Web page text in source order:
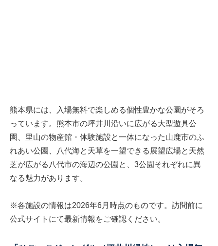
熊本県には、入場無料で楽しめる個性豊かな公園がそろ
っています。熊本市の坪井川沿いに広がる大型遊具公
園、里山の物産館・体験施設と一体になった山鹿市のふ
れあい公園、八代海と天草を一望できる展望広場と天然
芝が広がる八代市の海辺の公園と、3公園それぞれに異
なる魅力があります。
※各施設の情報は2026年6月時点のものです。訪問前に
公式サイトにて最新情報をご確認ください。